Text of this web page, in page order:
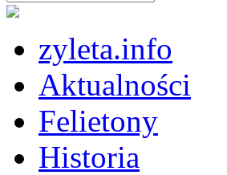
zyleta.info
Aktualności
Felietony
Historia